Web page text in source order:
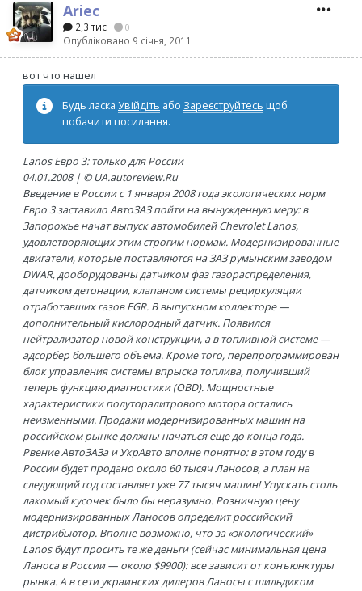
Ariec_
2,3 тис 0
Опубліковано 9 січня, 2011
вот что нашел
Будь ласка Увійдіть або Зареєструйтесь щоб
побачити посилання.
Lanos Евро 3: только для России
04.01.2008 | © UA.autoreview.Ru
Введение в России с 1 января 2008 года экологических норм
Евро 3 заставило АвтоЗАЗ пойти на вынужденную меру: в
Запорожье начат выпуск автомобилей Chevrolet Lanos,
удовлетворяющих этим строгим нормам. Модернизированные
двигатели, которые поставляются на ЗАЗ румынским заводом
DWAR, дооборудованы датчиком фаз газораспределения,
датчиком детонации, клапаном системы рециркуляции
отработавших газов EGR. В выпускном коллекторе —
дополнительный кислородный датчик. Появился
нейтрализатор новой конструкции, а в топливной системе —
адсорбер большего объема. Кроме того, перепрограммирован
блок управления системы впрыска топлива, получивший
теперь функцию диагностики (OBD). Мощностные
характеристики полуторалитрового мотора остались
неизменными. Продажи модернизированных машин на
российском рынке должны начаться еще до конца года.
Рвение АвтоЗАЗа и УкрАвто вполне понятно: в этом году в
России будет продано около 60 тысяч Ланосов, а план на
следующий год составляет уже 77 тысяч машин! Упускать столь
лакомый кусочек было бы неразумно. Розничную цену
модернизированных Ланосов определит российский
дистрибьютор. Вполне возможно, что за «экологический»
Lanos будут просить те же деньги (сейчас минимальная цена
Ланоса в России — около $9900): все зависит от конъюнктуры
рынка. А в сети украинских дилеров Ланосы с шильдиком